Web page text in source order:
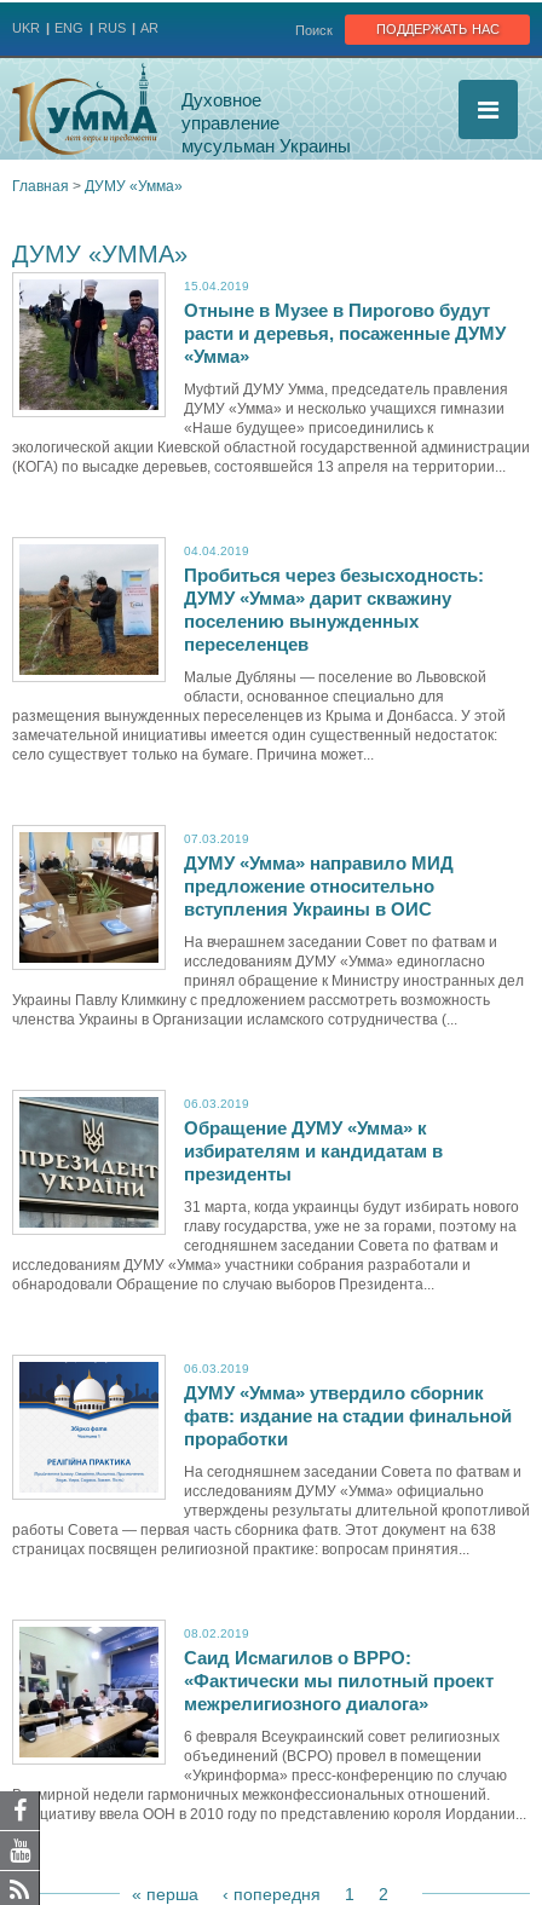
поддержать нас
Поиск
UKR ENG RUS AR
Духовное
управление
мусульман Украины
здесь
Главная > ДУМУ «Умма»
ДУМУ «УММА»
15.04.2019
Отныне в Музее в Пирогово будут
расти и деревья, посаженные ДУМУ
«Умма»
Муфтий ДУМУ Умма, председатель правления
ДУМУ «Умма» и несколько учащихся гимназии
«Наше будущее» присоединились к
экологической акции Киевской областной государственной администрации
(КОГА) по высадке деревьев, состоявшейся 13 апреля на территории...
04.04.2019
Пробиться через безысходность:
ДУМУ «Умма» дарит скважину
поселению вынужденных
переселенцев
Малые Дубляны — поселение во Львовской
области, основанное специально для
размещения вынужденных переселенцев из Крыма и Донбасса. У этой
замечательной инициативы имеется один существенный недостаток:
село существует только на бумаге. Причина может...
07.03.2019
ДУМУ «Умма» направило МИД
предложение относительно
вступления Украины в ОИС
На вчерашнем заседании Совет по фатвам и
исследованиям ДУМУ «Умма» единогласно
принял обращение к Министру иностранных дел
Украины Павлу Климкину с предложением рассмотреть возможность
членства Украины в Организации исламского сотрудничества (...
06.03.2019
Обращение ДУМУ «Умма» к
избирателям и кандидатам в
президенты
31 марта, когда украинцы будут избирать нового
главу государства, уже не за горами, поэтому на
сегодняшнем заседании Совета по фатвам и
исследованиям ДУМУ «Умма» участники собрания разработали и
обнародовали Обращение по случаю выборов Президента...
06.03.2019
ДУМУ «Умма» утвердило сборник
фатв: издание на стадии финальной
проработки
На сегодняшнем заседании Совета по фатвам и
исследованиям ДУМУ «Умма» официально
утверждены результаты длительной кропотливой
работы Совета — первая часть сборника фатв. Этот документ на 638
страницах посвящен религиозной практике: вопросам принятия...
08.02.2019
Саид Исмагилов о ВРРО:
«Фактически мы пилотный проект
межрелигиозного диалога»
6 февраля Всеукраинский совет религиозных
объединений (ВСРО) провел в помещении
«Укринформа» пресс-конференцию по случаю
Всемирной недели гармоничных межконфессиональных отношений.
Инициативу ввела ООН в 2010 году по представлению короля Иордании...
« перша ‹ попередня 1 2